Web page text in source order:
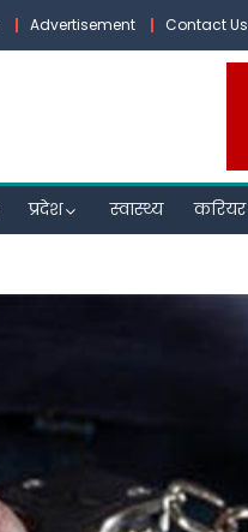
Advertisement Contact Us
प्रदेश स्वास्थ्य करियर